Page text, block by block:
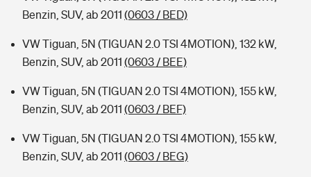
Benzin, SUV, ab 2011 (0603 / BED)
VW Tiguan, 5N (TIGUAN 2.0 TSI 4MOTION), 132 kW,
Benzin, SUV, ab 2011 (0603 / BEE)
VW Tiguan, 5N (TIGUAN 2.0 TSI 4MOTION), 155 kW,
Benzin, SUV, ab 2011 (0603 / BEF)
VW Tiguan, 5N (TIGUAN 2.0 TSI 4MOTION), 155 kW,
Benzin, SUV, ab 2011 (0603 / BEG)